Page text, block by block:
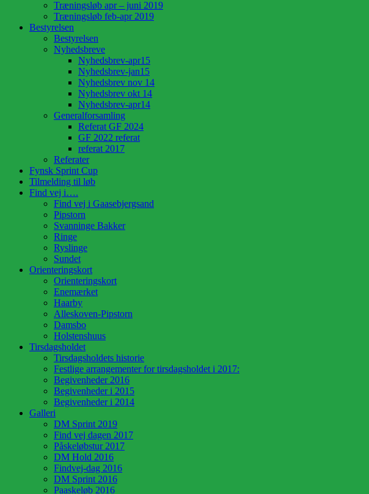
Træningsløb apr – juni 2019
Træningsløb feb-apr 2019
Bestyrelsen
Bestyrelsen
Nyhedsbreve
Nyhedsbrev-apr15
Nyhedsbrev-jan15
Nyhedsbrev nov 14
Nyhedsbrev okt 14
Nyhedsbrev-apr14
Generalforsamling
Referat GF 2024
GF 2022 referat
referat 2017
Referater
Fynsk Sprint Cup
Tilmelding til løb
Find vej i….
Find vej i Gaasebjergsand
Pipstorn
Svanninge Bakker
Ringe
Ryslinge
Sundet
Orienteringskort
Orienteringskort
Enemærket
Haarby
Alleskoven-Pipstorn
Damsbo
Holstenshuus
Tirsdagsholdet
Tirsdagsholdets historie
Festlige arrangementer for tirsdagsholdet i 2017:
Begivenheder 2016
Begivenheder i 2015
Begivenheder i 2014
Galleri
DM Sprint 2019
Find vej dagen 2017
Påskeløbstur 2017
DM Hold 2016
Findvej-dag 2016
DM Sprint 2016
Paaskeløb 2016